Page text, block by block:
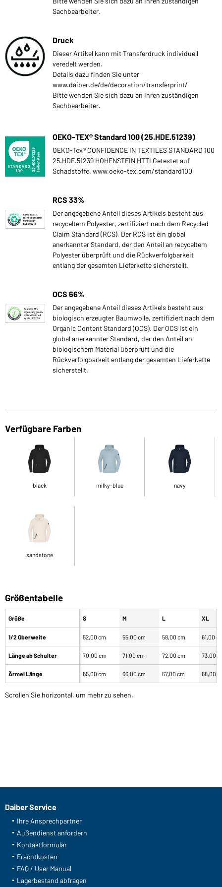
Sachbearbeiter.
Druck
Dieser Artikel kann mit Transferdruck individuell
veredelt werden.
Details dazu finden Sie unter
www.daiber.de/de/decoration/transferprint/
Bitte wenden Sie sich dazu an Ihren zuständigen
Sachbearbeiter.
OEKO-TEX® Standard 100 (25.HDE.51239)
OEKO-Tex® CONFIDENCE IN TEXTILES STANDARD 100
25.HDE.51239 HOHENSTEIN HTTI Getestet auf
Schadstoffe. www.oeko-tex.com/standard100
RCS 33%
Der angegebene Anteil dieses Artikels besteht aus
recyceltem Polyester, zertifiziert nach dem Recycled
Claim Standard (RCS). Der RCS ist ein global
anerkannter Standard, der den Anteil an recyceltem
Polyester überprüft und die Rückverfolgbarkeit
entlang der gesamten Lieferkette sicherstellt.
OCS 66%
Der angegebene Anteil dieses Artikels besteht aus
biologisch erzeugter Baumwolle, zertifiziert nach dem
Organic Content Standard (OCS). Der OCS ist ein
global anerkannter Standard, der den Anteil an
biologischem Material überprüft und die
Rückverfolgbarkeit entlang der gesamten Lieferkette
sicherstellt.
Verfügbare Farben
black milky-blue navy
sandstone
Größentabelle
Größe
1/2 Oberweite
Länge ab Schulter
Ärmel Länge
S M L XL
52,00 cm 55,00 cm 58,00 cm 61,00
70,00 cm 71,00 cm 72,00 cm 73,00
65,00 cm 66,00 cm 67,00 cm 68,00
Scrollen Sie horizontal, um mehr zu sehen.
Daiber Service
Ihre Ansprechpartner
Außendienst anfordern
Kontaktformular
Frachtkosten
FAQ / User Manual
Lagerbestand abfragen